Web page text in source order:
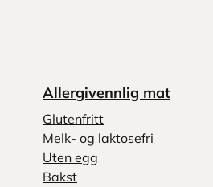
Allergivennlig mat
Glutenfritt
Melk- og laktosefri
Uten egg
Bakst